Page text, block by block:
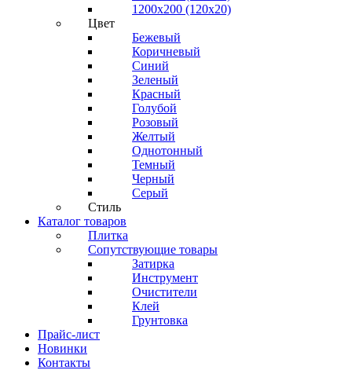
1200х200 (120x20)
Цвет
Бежевый
Коричневый
Синий
Зеленый
Красный
Голубой
Розовый
Желтый
Однотонный
Темный
Черный
Серый
Стиль
Каталог товаров
Плитка
Сопутствующие товары
Затирка
Инструмент
Очистители
Клей
Грунтовка
Прайс-лист
Новинки
Контакты